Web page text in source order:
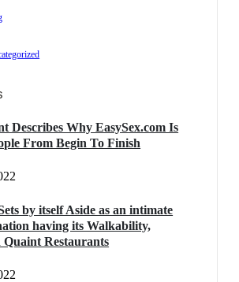
Describes Why EasySex.com Is
From Begin To Finish
by itself Aside as an intimate
having its Walkability,
Quaint Restaurants